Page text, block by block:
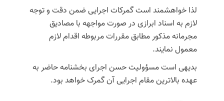
لذا خواهشمند است گمرکات اجرایی ضمن دقت و توجه
لازم به اسناد ابرازی در صورت مواجهه با مصادیق
مجرمانه مذکور مطابق مقررات مربوطه اقدام لازم
معمول نمایند.
بدیهی است مسؤولیت حسن اجرای بخشنامه حاضر به
عهده بالاترین مقام اجرایی آن گمرک خواهد بود.